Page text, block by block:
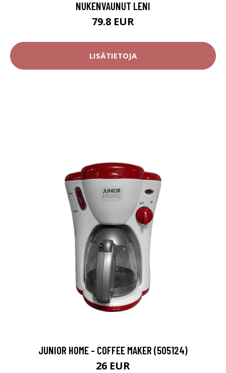
NUKENVAUNUT LENI
79.8 EUR
LISÄTIETOJA
JUNIOR HOME - COFFEE MAKER (505124)
26 EUR